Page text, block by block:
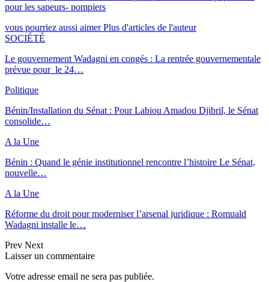
pour les sapeurs- pompiers
vous pourriez aussi aimer Plus d'articles de l'auteur
SOCIÉTÉ
Le gouvernement Wadagni en congés : La rentrée gouvernementale
prévue pour le 24…
Politique
Bénin/Installation du Sénat : Pour Labiou Amadou Djibril, le Sénat
consolide…
A la Une
Bénin : Quand le génie institutionnel rencontre l’histoire Le Sénat,
nouvelle…
A la Une
Réforme du droit pour moderniser l’arsenal juridique : Romuald
Wadagni installe le…
Prev Next
Laisser un commentaire
Votre adresse email ne sera pas publiée.